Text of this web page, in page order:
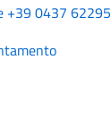
+39 0437 62295